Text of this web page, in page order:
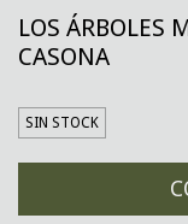
LOS ÁRBOLES
CASONA
SIN STOCK